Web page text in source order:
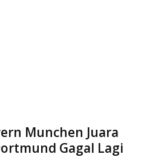
Munchen Juara
Gagal Lagi